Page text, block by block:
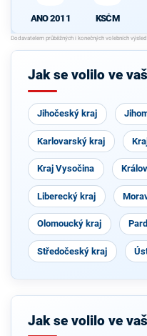
ANO 2011 KSČM
Jak se volilo ve
Jihočeský kraj
Karlovarský kraj
Kraj Vysočina
Liberecký kraj
Olomoucký kraj
Středočeský kraj
Jak se volilo ve